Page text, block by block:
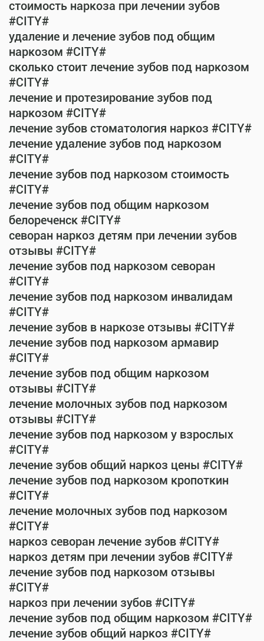
стоимость наркоза при лечении зубов
#CITY#
удаление и лечение зубов под общим
наркозом #CITY#
сколько стоит лечение зубов под наркозом
#CITY#
лечение и протезирование зубов под
наркозом #CITY#
лечение зубов стоматология наркоз #CITY#
лечение удаление зубов под наркозом
#CITY#
лечение зубов под наркозом стоимость
#CITY#
лечение зубов под общим наркозом
белореченск #CITY#
севоран наркоз детям при лечении зубов
отзывы #CITY#
лечение зубов под наркозом севоран
#CITY#
лечение зубов под наркозом инвалидам
#CITY#
лечение зубов в наркозе отзывы #CITY#
лечение зубов под наркозом армавир
#CITY#
лечение зубов под общим наркозом
отзывы #CITY#
лечение молочных зубов под наркозом
отзывы #CITY#
лечение зубов под наркозом у взрослых
#CITY#
лечение зубов общий наркоз цены #CITY#
лечение зубов под наркозом кропоткин
#CITY#
лечение молочных зубов под наркозом
#CITY#
наркоз севоран лечение зубов #CITY#
наркоз детям при лечении зубов #CITY#
лечение зубов под наркозом отзывы
#CITY#
наркоз при лечении зубов #CITY#
лечение зубов под общим наркозом #CITY#
лечение зубов общий наркоз #CITY#